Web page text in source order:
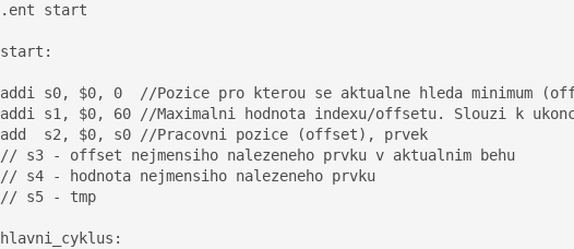
.ent start
start:
addi s0, $0, 0  //Pozice pro kterou se aktualne hleda minimum
addi s1, $0, 60 //Maximalni hodnota indexu/offsetu. Slouzi k
add  s2, $0, s0 //Pracovni pozice (offset), prvek
// s3 - offset nejmensiho nalezeneho prvku v aktualnim behu
// s4 - hodnota nejmensiho nalezeneho prvku
// s5 - tmp
hlavni_cyklus: